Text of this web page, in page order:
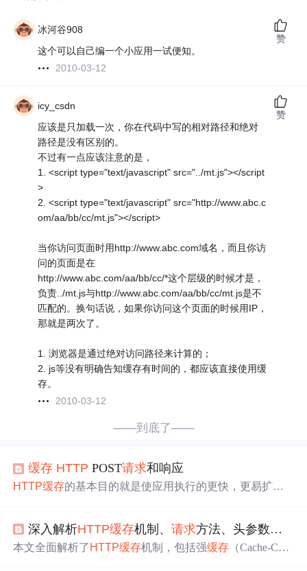
冰河谷908
这个可以自己编一个小应用一试便知。
2010-03-12
赞
icy_csdn
应该是只加载一次，你在代码中写的相对路径和绝对
路径是没有区别的。
不过有一点应该注意的是，
1. <script type="text/javascript" src="../mt.js"></script
>
2. <script type="text/javascript" src="http://www.abc.c
om/aa/bb/cc/mt.js"></script>
当你访问页面时用http://www.abc.com域名，而且你访
问的页面是在
http://www.abc.com/aa/bb/cc/*这个层级的时候才是，
负责../mt.js与http://www.abc.com/aa/bb/cc/mt.js是不
匹配的。换句话说，如果你访问这个页面的时候用IP，
那就是两次了。
1. 浏览器是通过绝对访问路径来计算的；
2. js等没有明确告知缓存有时间的，都应该直接使用缓
存。
2010-03-12
赞
——到底了——
缓存 HTTP POST请求和响应
HTTP缓存的基本目的就是使应用执行的更快，更易扩
也就导致了在HTTP的世界里，一般都是对Get请求做缓存
，Post请求很少有缓存。 然而，我们有的时候也会遇到一
深入解析HTTP缓存机制、请求方法、头参数、状态码及
本文全面解析了 HTTP缓存机制，包括强缓存 （Cache-Cont